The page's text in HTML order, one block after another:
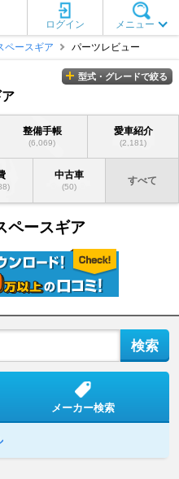
メニュー
ログイン
ペースギア パーツレビュー
型式・グレードで絞る
整備手帳
(6,069)
愛車紹介
(2,181)
中古車
(50)
すべて
ペースギア
メーカー検索